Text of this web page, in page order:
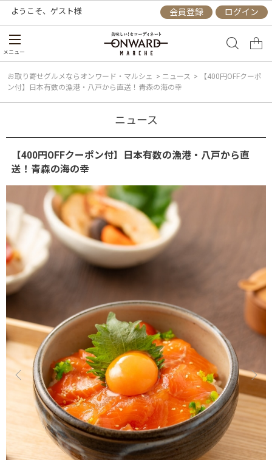
ようこそ、 ゲスト様 会員登録 ログイン
メニュー
お取り寄せグルメならオンワード・マルシェ > ニュース >
【400円OFFクーポ
ン付】日本有数の漁港・八戸から直送！青森の海の幸
ニュース
【400円OFFクーポン付】日本有数の漁港・八戸から直
送！青森の海の幸